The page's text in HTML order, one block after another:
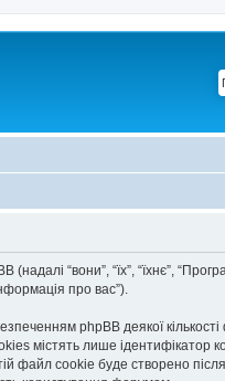
“вони”, “їх”, “їхнє”,
про вас”).
phpBB деякої
містять лише ідентифікатор
файл cookie буде створено